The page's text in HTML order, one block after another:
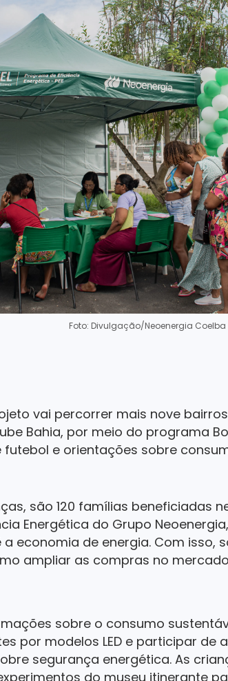
Foto: Divulgação/Neoenergia Coelba
vai percorrer mais nove
Bahia, por meio do programa
futebol e orientações sobre
são 120 famílias beneficiadas
Energética do Grupo
economia de energia. Com isso,
ampliar as compras no
sobre o consumo
por modelos LED e participar de
segurança energética. As
do museu itinerante